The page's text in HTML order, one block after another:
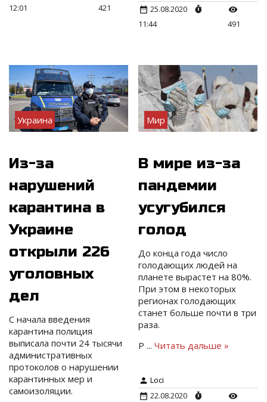
12:01
421
25.08.2020
11:44
491
Украина
Из-за
нарушений
карантина в
Украине
открыли 226
уголовных
дел
С начала введения
карантина полиция
выписала почти 24 тысячи
административных
протоколов о нарушении
карантинных мер и
самоизоляции.
Мир
В мире из-за
пандемии
усугубился
голод
До конца года число
голодающих людей на
планете вырастет на 80%.
При этом в некоторых
регионах голодающих
станет больше почти в три
раза.
Р...Читать дальше »
Loci
22.08.2020